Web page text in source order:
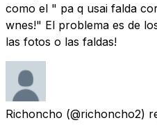
como el " pa q usai falda
wnes!" El problema es de
las fotos o las faldas!
Richoncho (@richoncho2)